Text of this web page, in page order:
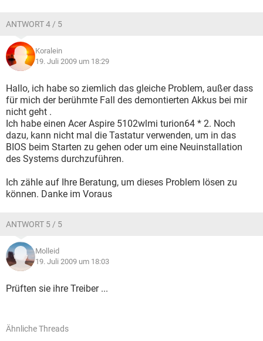
ANTWORT 4 / 5
Koralein
19. Juli 2009 um 18:29
Hallo, ich habe so ziemlich das gleiche Problem, außer dass
für mich der berühmte Fall des demontierten Akkus bei mir
nicht geht .
Ich habe einen Acer Aspire 5102wlmi turion64 * 2. Noch
dazu, kann nicht mal die Tastatur verwenden, um in das
BIOS beim Starten zu gehen oder um eine Neuinstallation
des Systems durchzuführen.
Ich zähle auf Ihre Beratung, um dieses Problem lösen zu
können. Danke im Voraus
ANTWORT 5 / 5
Molleid
19. Juli 2009 um 18:03
Prüften sie ihre Treiber ...
Ähnliche Threads